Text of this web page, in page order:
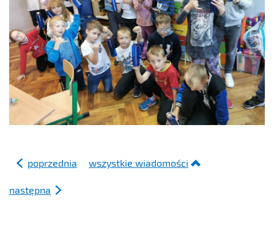
poprzednia wszystkie wiadomości
następna